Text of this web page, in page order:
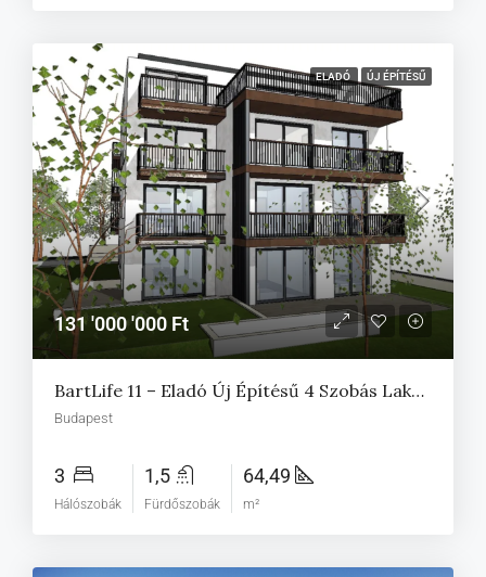
ELADÓ ÚJ ÉPÍTÉSŰ
131 '000 '000 Ft
BartLife 11 – Eladó Új Építésű 4 Szobás Lakás Terasszal A XI. Kerületben
Budapest
3
Hálószobák
1,5
Fürdőszobák
64,49
m²